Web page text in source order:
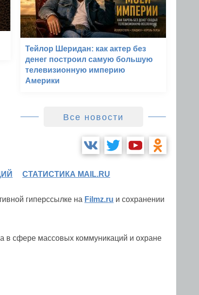
Тейлор Шеридан: как актер без
денег построил самую большую
телевизионную империю
Америки
Все новости
СТАТИСТИКА MAIL.RU
гиперссылке на Filmz.ru и сохранении
в сфере массовых коммуникаций и охране